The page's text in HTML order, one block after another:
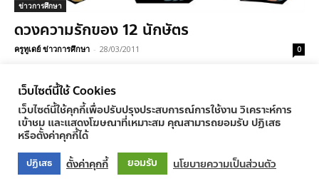
ข่าวการศึกษา
ดวงความรักของ 12 นักษัตร
ครูทูเดย์ ข่าวการศึกษา - 28/03/2011 0
© Newspaper WordPress Theme by TagDiv
เว็บไซต์นี้ใช้ Cookies
เว็บไซต์นี้ใช้คุกกี้เพื่อปรับปรุงประสบการณ์การใช้งาน วิเคราะห์การ
เข้าชม และแสดงโฆษณาที่เหมาะสม คุณสามารถยอมรับ ปฏิเสธ
หรือตั้งค่าคุกกี้ได้
ปฏิเสธ ตั้งค่าคุกกี้ ยอมรับ นโยบายความเป็นส่วนตัว